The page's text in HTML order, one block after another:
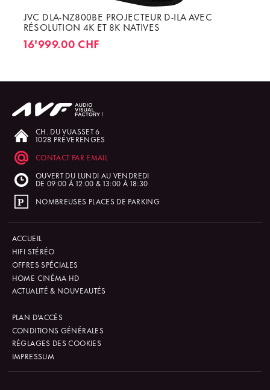
JVC DLA-NZ800BE PROJECTEUR D-ILA AVEC
RÉSOLUTION 4K ET 8K NATIVES
16'999.00 CHF
CH. DU VUASSET 6
1028 PRÉVERENGES
CONTACT PAR EMAIL
OUVERT DU LUNDI AU VENDREDI
DE 09:00 À 12:00 & 13:00 À 18:30
NOMBREUSES PLACES DE PARKING
ACCUEIL
HIFI STÉRÉO
OFFRES SPÉCIALES
HOME CINÉMA HD
ACTUALITÉ & NOUVEAUTÉS
PLAN D'ACCÈS
CONDITIONS GÉNÉRALES
RÉGLAGES DES COOKIES
IMPRESSUM